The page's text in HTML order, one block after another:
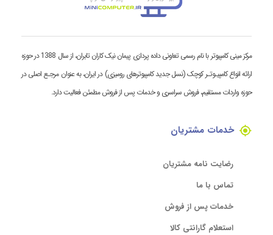
مرکز مینی کامپیوتر با نام رسمی تعاونی داده پردازی پیمان نیک کاران تابران، از سال 1388 در حوزه
ارائه انواع کامپیـوتـر کوچک (نسل جدید کامپیوترهای رومیزی) در ایران، به عنوان مرجـع اصلی در
حوزه واردات مستقیم، فروش سراسری و خدمات پس از فروش مطمئن فعالیت دارد.
خدمات مشتریان
رضایت نامه مشتریان
تماس با ما
خدمات پس از فروش
استعلام گارانتی کالا